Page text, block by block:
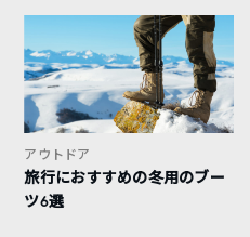
アウトドア
旅行におすすめの冬用のブー
ツ6選